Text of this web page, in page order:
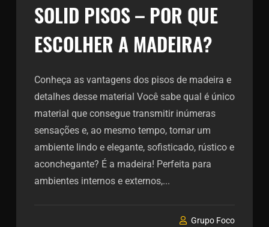
SOLID PISOS – POR QUE
ESCOLHER A MADEIRA?
Conheça as vantagens dos pisos de madeira e
detalhes desse material Você sabe qual é único
material que consegue transmitir inúmeras
sensações e, ao mesmo tempo, tornar um
ambiente lindo e elegante, sofisticado, rústico e
aconchegante? É a madeira! Perfeita para
ambientes internos e externos,...
Grupo Foco